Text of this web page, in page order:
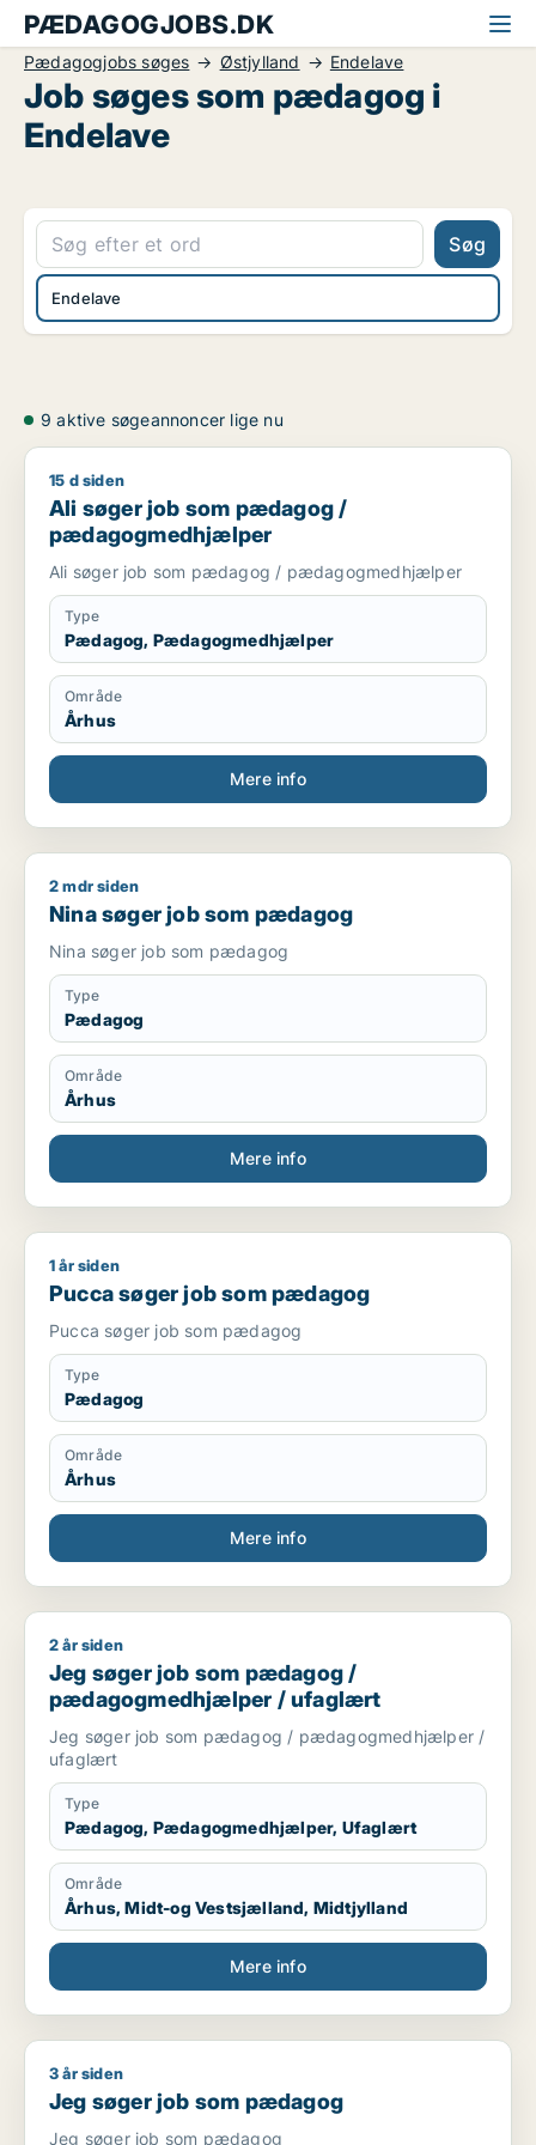
PÆDAGOGJOBS.DK
Pædagogjobs søges Østjylland Endelave
Job søges som pædagog i
Endelave
Søg
Endelave
9 aktive søgeannoncer lige nu
Ali søger job som pædagog / pædagogmedhjælper
15 d siden
Ali søger job som pædagog /
pædagogmedhjælper
Ali søger job som pædagog / pædagogmedhjælper
Type
Pædagog, Pædagogmedhjælper
Område
Århus
Mere info
Nina søger job som pædagog
2 mdr siden
Nina søger job som pædagog
Nina søger job som pædagog
Type
Pædagog
Område
Århus
Mere info
Pucca søger job som pædagog
1 år siden
Pucca søger job som pædagog
Pucca søger job som pædagog
Type
Pædagog
Område
Århus
Mere info
Jeg søger job som pædagog / pædagogmedhjælper /
2 år siden
Jeg søger job som pædagog /
pædagogmedhjælper / ufaglært
Jeg søger job som pædagog / pædagogmedhjælper /
ufaglært
Type
Pædagog, Pædagogmedhjælper, Ufaglært
Område
Århus, Midt-og Vestsjælland, Midtjylland
Mere info
Jeg søger job som pædagog
3 år siden
Jeg søger job som pædagog
Jeg søger job som pædagog